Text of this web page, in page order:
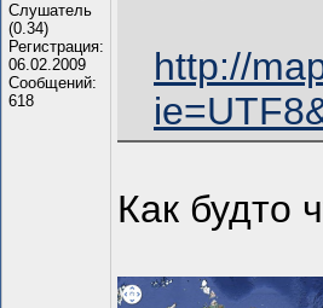
Слушатель
(0.34)
Регистрация:
06.02.2009
Сообщений:
618
http://
Как будто